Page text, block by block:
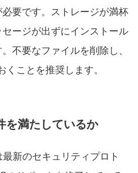
要です。ストレージが満杯
ージが出ずにインストール
不要なファイルを削除し、
ことを推奨します。
を満たしているか
新のセキュリティプロト